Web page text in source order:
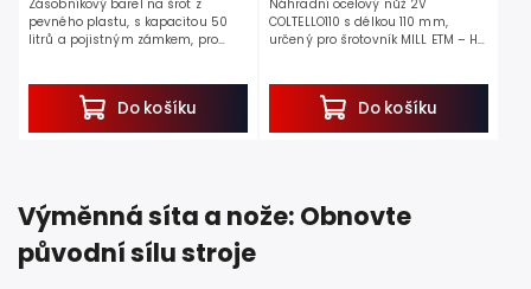
Do košíku
Zásobníkový barel na šrot z
pevného plastu, s kapacitou 50
litrů a pojistným zámkem, pro
propadává do tohoto...
Do košíku
Náhradní ocelový nůž 2V
COLTELLO110 s délkou 110 mm,
určený pro šrotovník MILL ETM – HP
původního řezného nože a...
Výměnná síta a nože: Obnovte
původní sílu stroje